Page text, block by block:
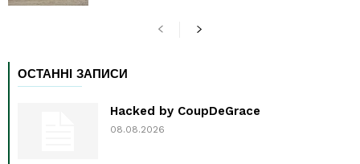
ОСТАННІ ЗАПИСИ
Hacked by CoupDeGrace
08.08.2026